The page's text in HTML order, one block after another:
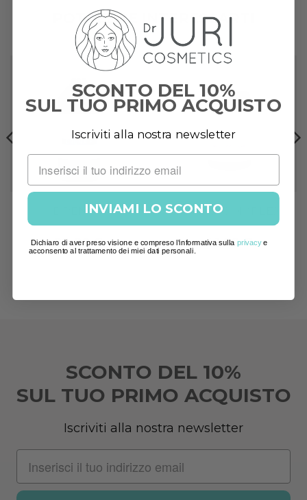
POTREBBE INTERESSARTI
Add to
DRENA+
29,00€
Add to
ANGIO COMPLEX
41,00€
SCONTO DEL 10%
SUL TUO PRIMO ACQUISTO
Iscriviti alla nostra newsletter
SCONTO DEL 10%
SUL TUO PRIMO ACQUISTO
Iscriviti alla nostra newsletter
INVIAMI LO SCONTO
Dichiaro di aver preso visione e compreso l'informativa sulla privacye
acconsento al trattamento dei miei dati personali.